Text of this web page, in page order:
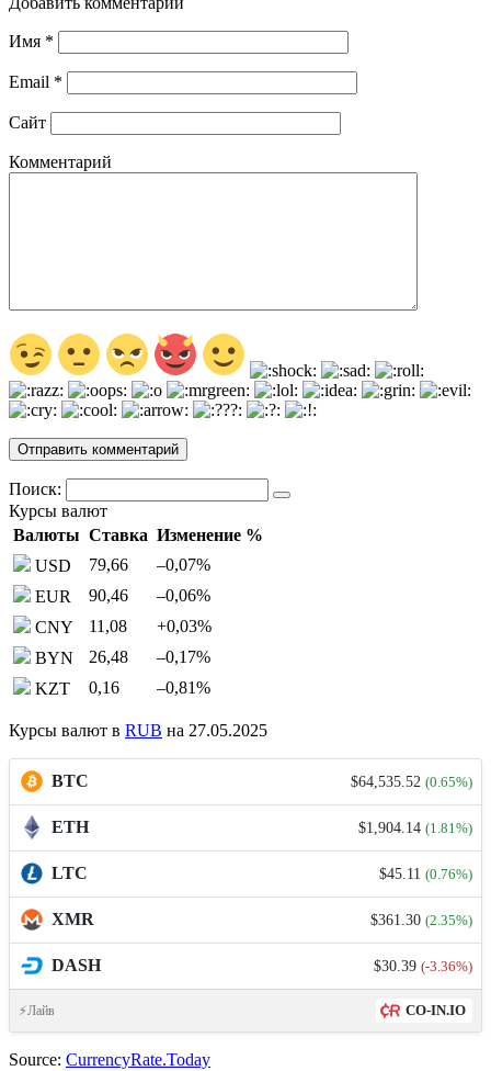
Имя *
Email *
Сайт
Комментарий
Поиск:
Курсы валют
Валюты Ставка Изменение %
USD
79,66 –0,07%
EUR
90,46 –0,06%
CNY
11,08 +0,03%
BYN
26,48 –0,17%
KZT
0,16 –0,81%
Курсы валют в RUB на 27.05.2025
BTC $64,535.52 (0.65%)
ETH $1,904.14 (1.81%)
LTC $45.11 (0.76%)
XMR $361.30 (2.35%)
DASH $30.39 (-3.36%)
⚡Лайв CO-IN.IO
Source: CurrencyRate.Today